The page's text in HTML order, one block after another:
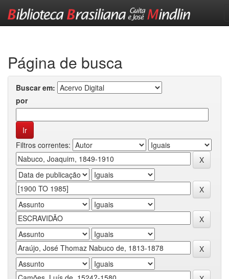
Página de busca
Buscar em:
por
Filtros correntes: